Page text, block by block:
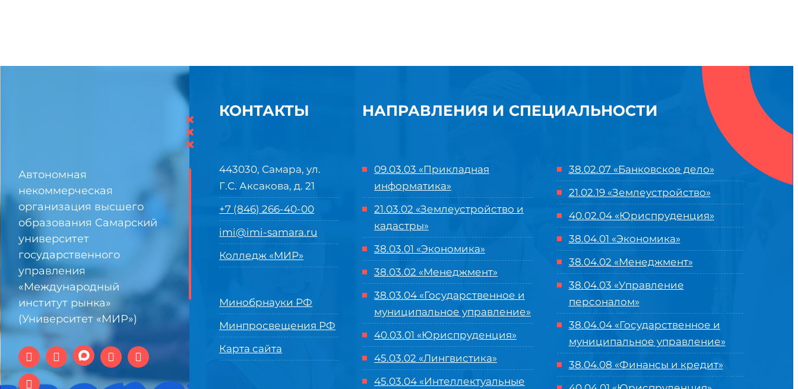
Автономная
некоммерческая
организация высшего
образования Самарский
университет
государственного
управления
«Международный
институт рынка»
(Университет «МИР»)
×
×
×
КОНТАКТЫ
443030, Самара, ул.
Г.С. Аксакова, д. 21
+7 (846) 266-40-00
imi@imi-samara.ru
Колледж «МИР»
Минобрнауки РФ
Минпросвещения РФ
Карта сайта
НАПРАВЛЕНИЯ И СПЕЦИАЛЬНОСТИ
09.03.03 «Прикладная
информатика»
21.03.02 «Землеустройство и
кадастры»
38.03.01 «Экономика»
38.03.02 «Менеджмент»
38.03.04 «Государственное и
муниципальное управление»
40.03.01 «Юриспруденция»
45.03.02 «Лингвистика»
45.03.04 «Интеллектуальные
38.02.07 «Банковское дело»
21.02.19 «Землеустройство»
40.02.04 «Юриспруденция»
38.04.01 «Экономика»
38.04.02 «Менеджмент»
38.04.03 «Управление
персоналом»
38.04.04 «Государственное и
муниципальное управление»
38.04.08 «Финансы и кредит»